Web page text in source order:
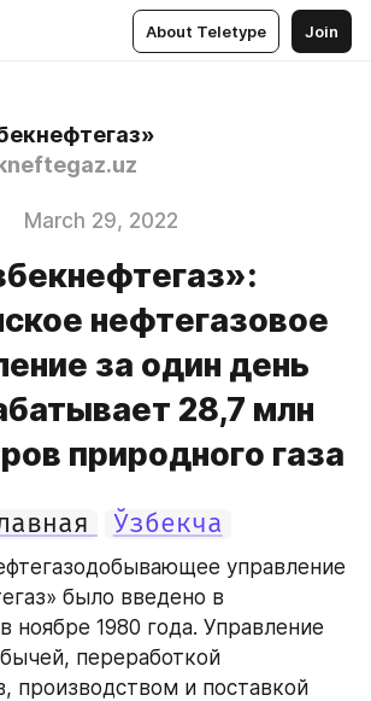
About Teletype Join
March 29, 2022
нефтегазовое
за один день
28,7 млн
природного газа
Ўзбекча
управление
было введено в
ноябре 1980 года. Управление
переработкой
производством и поставкой